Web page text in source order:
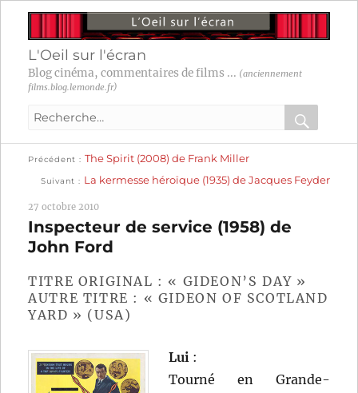
L'Oeil sur l'écran
Blog cinéma, commentaires de films ... (anciennement
films.blog.lemonde.fr)
Recherche
:
OK
Navigation
l’article
Précédent
précédente :
The Spirit (2008) de Frank Miller
Suivant
suivante :
La kermesse héroïque (1935) de Jacques Feyder
27 octobre 2010
Inspecteur de service (1958) de
John Ford
TITRE ORIGINAL : « GIDEON’S DAY »
AUTRE TITRE : « GIDEON OF SCOTLAND
YARD » (USA)
Lui :
Tourné en Grande-